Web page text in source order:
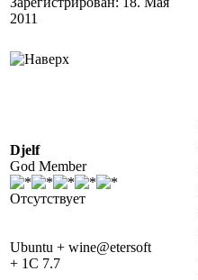
2011
Djelf
God Member
Отсутствует
Ubuntu + wine@etersoft
+ 1C 7.7